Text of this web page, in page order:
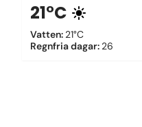
21°C
Vatten: 21°C
Regnfria dagar: 26